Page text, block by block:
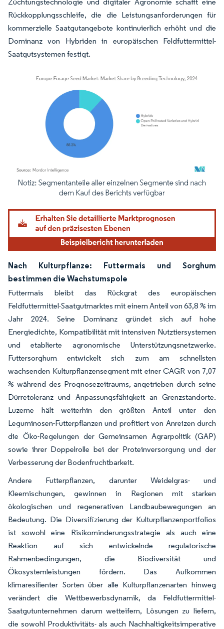
Rückkopplungsschleife, die die Leistungsanforderungen für
kommerzielle Saatgutangebote kontinuierlich erhöht und die
Dominanz von Hybriden in europäischen Feldfuttermittel-
Saatgutsystemen festigt.
Bild © Mordor Intelligence. Wiederverwendung erfordert Namensnennung
Nach Kulturpflanze: Futtermais und Sorghum
bestimmen die Wachstumspole
Futtermais bleibt das Rückgrat des europäischen
Feldfuttermittel-Saatgutmarktes mit einem Anteil von 63,8 % im
Jahr 2024. Seine Dominanz gründet sich auf hohe
Energiedichte, Kompatibilität mit intensiven Nutztiersystemen
und etablierte agronomische Unterstützungsnetzwerke.
Futtersorghum entwickelt sich zum am schnellsten
wachsenden Kulturpflanzensegment mit einer CAGR von 7,07
% während des Prognosezeitraums, angetrieben durch seine
Dürretoleranz und Anpassungsfähigkeit an Grenzstandorte.
Luzerne hält weiterhin den größten Anteil unter den
Leguminosen-Futterpflanzen und profitiert von Anreizen durch
die Öko-Regelungen der Gemeinsamen Agrarpolitik (GAP)
sowie ihrer Doppelrolle bei der Proteinversorgung und der
Verbesserung der Bodenfruchtbarkeit.
Andere Futterpflanzen, darunter Weidelgras- und
Kleemischungen, gewinnen in Regionen mit starken
ökologischen und regenerativen Landbaubewegungen an
Bedeutung. Die Diversifizierung der Kulturpflanzenportfolios
ist sowohl eine Risikominderungsstrategie als auch eine
Reaktion auf sich entwickelnde regulatorische
Rahmenbedingungen, die Biodiversität und
Ökosystemleistungen fördern. Das Aufkommen
klimaresilienter Sorten über alle Kulturpflanzenarten hinweg
verändert die Wettbewerbsdynamik, da Feldfuttermittel-
Saatgutunternehmen darum wetteifern, Lösungen zu liefern,
die sowohl Produktivitäts- als auch Nachhaltigkeitsimperative